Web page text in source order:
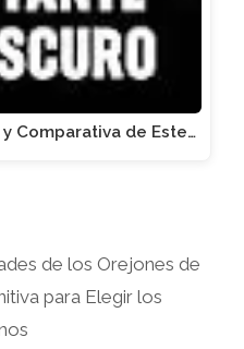
Comparativa de Este…
de los Orejones de
para Elegir los